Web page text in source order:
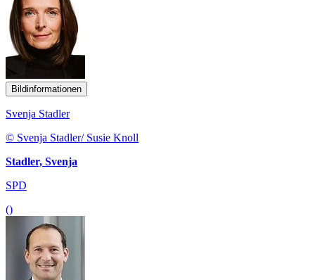
Bildinformationen
Svenja Stadler
© Svenja Stadler/ Susie Knoll
Stadler, Svenja
SPD
()